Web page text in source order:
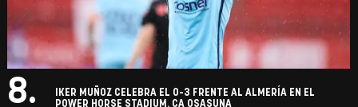
8.
IKER MUÑOZ CELEBRA EL 0-3 FRENTE AL ALMERÍA EN EL
POWER HORSE STADIUM. CA OSASUNA